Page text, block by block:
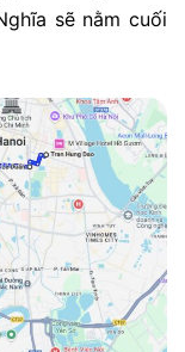
sẽ nằm cuối